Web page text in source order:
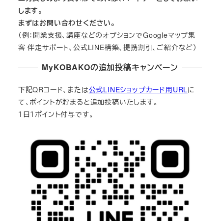
します。
まずはお問い合わせください。
（例：開業支援、講座などのオプションでGoogleマップ集
客 伴走サポート、公式LINE構築、提携割引、ご紹介など）
MyKOBAKOの追加投稿キャンペーン
下記QRコード、または公式LINEショップカード用URLに
て、ポイントが貯まると追加投稿いたします。
１日１ポイント付与です。